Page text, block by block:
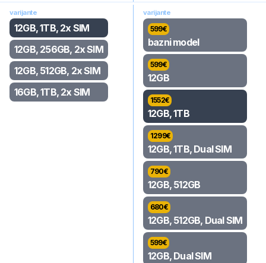
varijante
12GB, 1TB, 2x SIM
12GB, 256GB, 2x SIM
12GB, 512GB, 2x SIM
16GB, 1TB, 2x SIM
varijante
599€
bazni model
599€
12GB
1552€
12GB, 1TB
1299€
12GB, 1TB, Dual SIM
790€
12GB, 512GB
680€
12GB, 512GB, Dual SIM
599€
12GB, Dual SIM